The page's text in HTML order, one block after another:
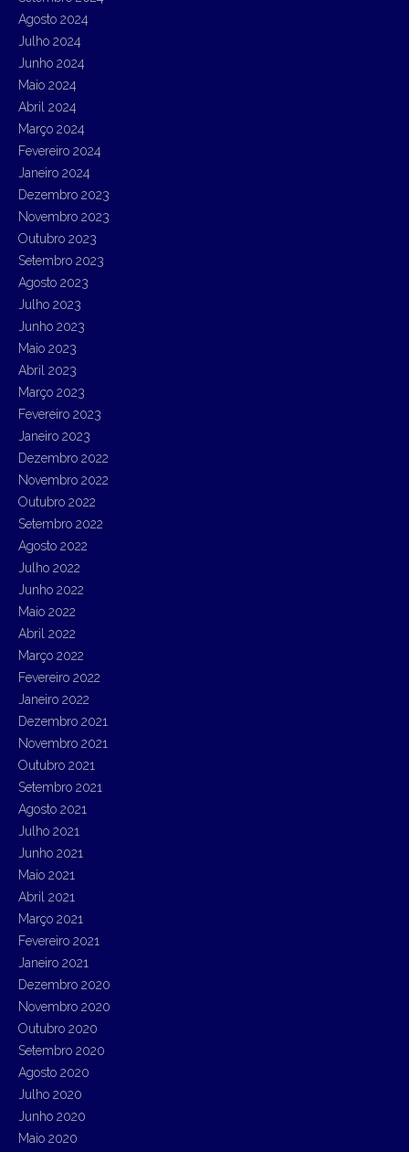
Agosto 2024
Julho 2024
Junho 2024
Maio 2024
Abril 2024
Março 2024
Fevereiro 2024
Janeiro 2024
Dezembro 2023
Novembro 2023
Outubro 2023
Setembro 2023
Agosto 2023
Julho 2023
Junho 2023
Maio 2023
Abril 2023
Março 2023
Fevereiro 2023
Janeiro 2023
Dezembro 2022
Novembro 2022
Outubro 2022
Setembro 2022
Agosto 2022
Julho 2022
Junho 2022
Maio 2022
Abril 2022
Março 2022
Fevereiro 2022
Janeiro 2022
Dezembro 2021
Novembro 2021
Outubro 2021
Setembro 2021
Agosto 2021
Julho 2021
Junho 2021
Maio 2021
Abril 2021
Março 2021
Fevereiro 2021
Janeiro 2021
Dezembro 2020
Novembro 2020
Outubro 2020
Setembro 2020
Agosto 2020
Julho 2020
Junho 2020
Maio 2020